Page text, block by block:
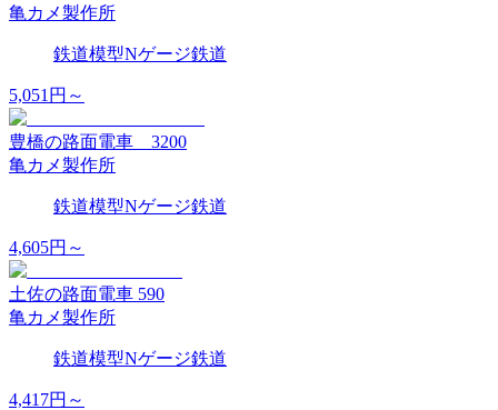
亀カメ製作所
鉄道模型Nゲージ鉄道
5,051 円～
豊橋の路面電車 3200
亀カメ製作所
鉄道模型Nゲージ鉄道
4,605円～
土佐の路面電車 590
亀カメ製作所
鉄道模型Nゲージ鉄道
4,417円～